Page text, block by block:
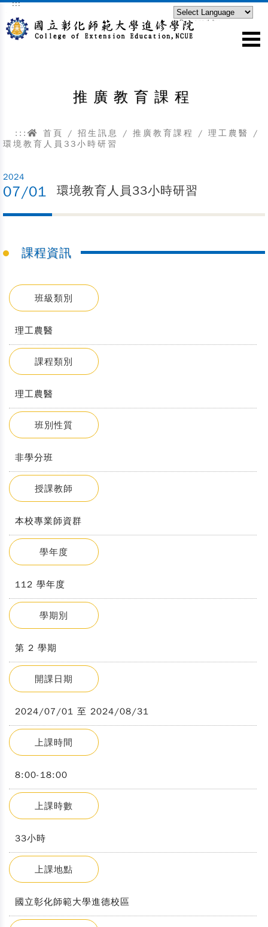
跳到主要內容區塊
:::
Powered by
推廣教育課程
::: 首頁 / 招生訊息 / 推廣教育課程 / 理工農醫
/
環境教育人員33小時研習
2024
07/01 環境教育人員33小時研習
課程資訊
班級類別
理工農醫
課程類別
理工農醫
班別性質
非學分班
授課教師
本校專業師資群
學年度
112 學年度
學期別
第 2 學期
開課日期
2024/07/01 至 2024/08/31
上課時間
8:00-18:00
上課時數
33小時
上課地點
國立彰化師範大學進德校區